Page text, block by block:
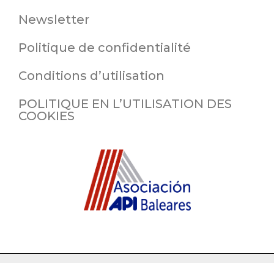
Newsletter
Politique de confidentialité
Conditions d’utilisation
POLITIQUE EN L’UTILISATION DES
COOKIES